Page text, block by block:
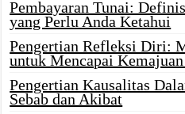
Pembayaran Tunai:
yang Perlu Anda Ketahui
Pengertian Refleksi Diri:
untuk Mencapai
Pengertian Kausalitas
Sebab dan Akibat